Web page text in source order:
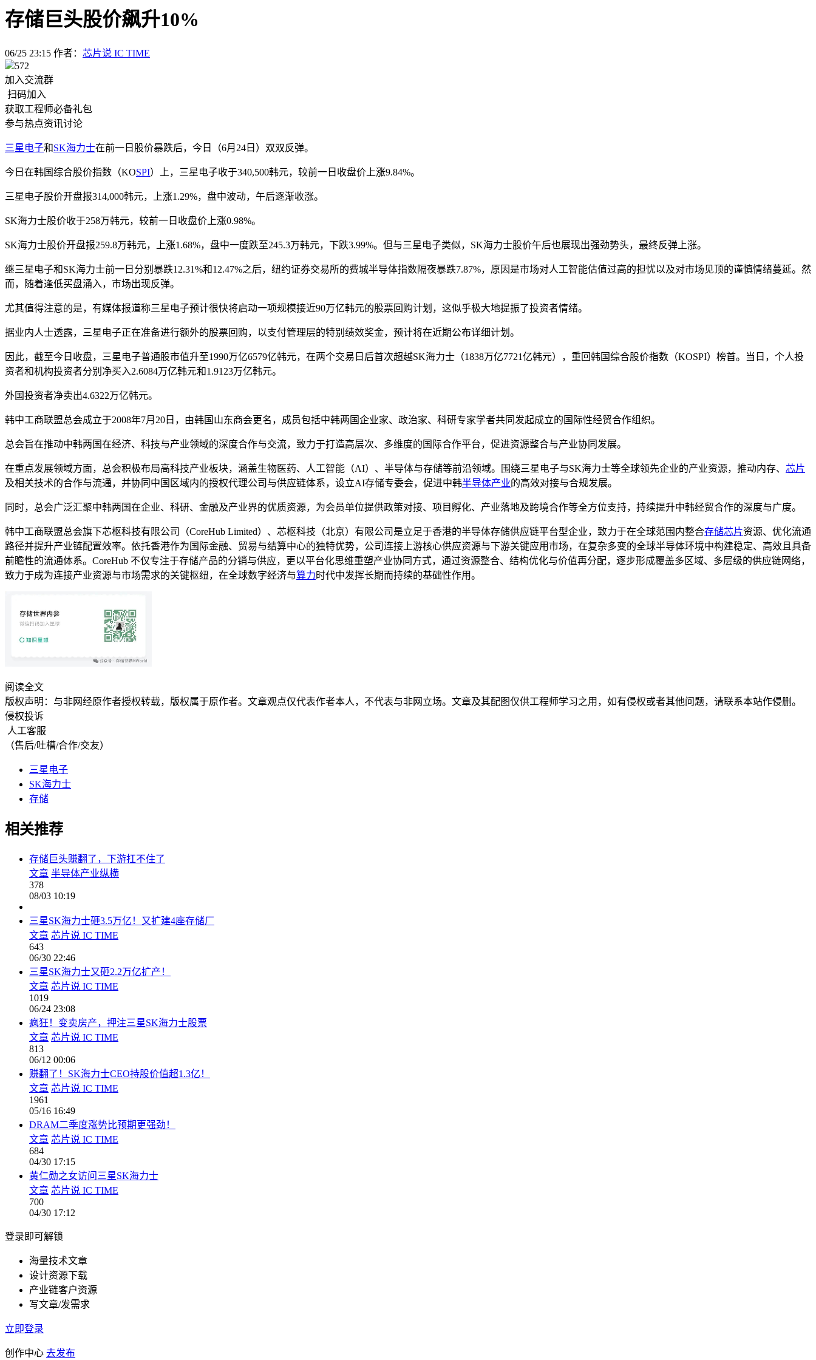
存储巨头股价飙升10%
06/25 23:15 作者： 芯片说 IC TIME
572
加入交流群
扫码加入
获取工程师必备礼包
参与热点资讯讨论
三星电子和SK海力士在前一日股价暴跌后，今日（6月24日）双双反弹。
今日在韩国综合股价指数（KOSPI）上，三星电子收于340,500韩元，较前一日收盘价上涨9.84%。
三星电子股价开盘报314,000韩元，上涨1.29%，盘中波动，午后逐渐收涨。
SK海力士股价收于258万韩元，较前一日收盘价上涨0.98%。
SK海力士股价开盘报259.8万韩元，上涨1.68%，盘中一度跌至245.3万韩元，下跌3.99%。但与三星电子类似，SK海力士股价午后也展现出强劲势头，最终反弹上涨。
继三星电子和SK海力士前一日分别暴跌12.31%和12.47%之后，纽约证券交易所的费城半导体指数隔夜暴跌7.87%，原因是市场对人工智能估值过高的担忧以及对市场见顶的谨慎情绪蔓延。然
而，随着逢低买盘涌入，市场出现反弹。
尤其值得注意的是，有媒体报道称三星电子预计很快将启动一项规模接近90万亿韩元的股票回购计划，这似乎极大地提振了投资者情绪。
据业内人士透露，三星电子正在准备进行额外的股票回购，以支付管理层的特别绩效奖金，预计将在近期公布详细计划。
因此，截至今日收盘，三星电子普通股市值升至1990万亿6579亿韩元，在两个交易日后首次超越SK海力士（1838万亿7721亿韩元），重回韩国综合股价指数（KOSPI）榜首。当日，个人投
资者和机构投资者分别净买入2.6084万亿韩元和1.9123万亿韩元。
外国投资者净卖出4.6322万亿韩元。
韩中工商联盟总会成立于2008年7月20日，由韩国山东商会更名，成员包括中韩两国企业家、政治家、科研专家学者共同发起成立的国际性经贸合作组织。
总会旨在推动中韩两国在经济、科技与产业领域的深度合作与交流，致力于打造高层次、多维度的国际合作平台，促进资源整合与产业协同发展。
在重点发展领域方面，总会积极布局高科技产业板块，涵盖生物医药、人工智能（AI）、半导体与存储等前沿领域。围绕三星电子与SK海力士等全球领先企业的产业资源，推动内存、 芯片
及相关技术的合作与流通，并协同中国区域内的授权代理公司与供应链体系，设立AI存储专委会，促进中韩半导体产业的高效对接与合规发展。
同时，总会广泛汇聚中韩两国在企业、科研、金融及产业界的优质资源，为会员单位提供政策对接、项目孵化、产业落地及跨境合作等全方位支持，持续提升中韩经贸合作的深度与广度。
韩中工商联盟总会旗下芯枢科技有限公司（CoreHub Limited）、芯枢科技（北京）有限公司是立足于香港的半导体存储供应链平台型企业，致力于在全球范围内整合存储芯片资源、优化流通
路径并提升产业链配置效率。依托香港作为国际金融、贸易与结算中心的独特优势，公司连接上游核心供应资源与下游关键应用市场，在复杂多变的全球半导体环境中构建稳定、高效且具备
前瞻性的流通体系。CoreHub 不仅专注于存储产品的分销与供应，更以平台化思维重塑产业协同方式，通过资源整合、结构优化与价值再分配，逐步形成覆盖多区域、多层级的供应链网络，
致力于成为连接产业资源与市场需求的关键枢纽，在全球数字经济与算力时代中发挥长期而持续的基础性作用。
阅读全文
版权声明：与非网经原作者授权转载，版权属于原作者。文章观点仅代表作者本人，不代表与非网立场。文章及其配图仅供工程师学习之用，如有侵权或者其他问题，请联系本站作侵删。
侵权投诉
人工客服
（售后/吐槽/合作/交友）
三星电子
SK海力士
存储
相关推荐
存储巨头赚翻了，下游扛不住了
文章 半导体产业纵横
378
08/03 10:19
三星SK海力士砸3.5万亿！又扩建4座存储厂
文章 芯片说 IC TIME
643
06/30 22:46
三星SK海力士又砸2.2万亿扩产！
文章 芯片说 IC TIME
1019
06/24 23:08
疯狂！变卖房产，押注三星SK海力士股票
文章 芯片说 IC TIME
813
06/12 00:06
赚翻了！SK海力士CEO持股价值超1.3亿！
文章 芯片说 IC TIME
1961
05/16 16:49
DRAM二季度涨势比预期更强劲！
文章 芯片说 IC TIME
684
04/30 17:15
黄仁勋之女访问三星SK海力士
文章 芯片说 IC TIME
700
04/30 17:12
登录即可解锁
海量技术文章
设计资源下载
产业链客户资源
写文章/发需求
立即登录
创作中心 去发布